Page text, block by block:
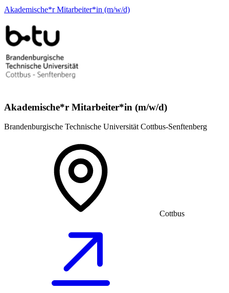
Akademische*r Mitarbeiter*in (m/w/d)
Akademische*r Mitarbeiter*in (m/w/d)
Brandenburgische Technische Universität Cottbus-Senftenberg
Cottbus